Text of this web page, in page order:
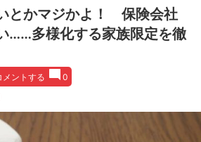
とかマジかよ！ 保険会社
……多様化する家族限定を徹
メントする
0